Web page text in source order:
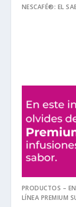
NESCAFÉ®: EL
PRODUCTOS –
LÍNEA PREMIUM